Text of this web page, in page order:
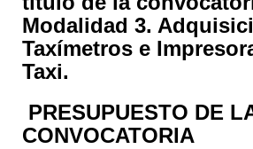
Modalidad 3.
Taxímetros e
Taxi.
PRESUPUESTO DE
CONVOCATORIA